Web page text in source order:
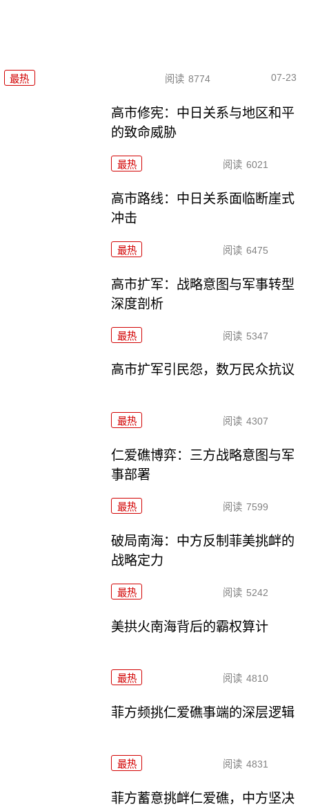
最热 阅读 8774 07-23
高市修宪：中日关系与地区和平
的致命威胁
最热 阅读 6021
高市路线：中日关系面临断崖式
冲击
最热 阅读 6475
高市扩军：战略意图与军事转型
深度剖析
最热 阅读 5347
高市扩军引民怨，数万民众抗议
最热 阅读 4307
仁爱礁博弈：三方战略意图与军
事部署
最热 阅读 7599
破局南海：中方反制菲美挑衅的
战略定力
最热 阅读 5242
美拱火南海背后的霸权算计
最热 阅读 4810
菲方频挑仁爱礁事端的深层逻辑
最热 阅读 4831
菲方蓄意挑衅仁爱礁，中方坚决